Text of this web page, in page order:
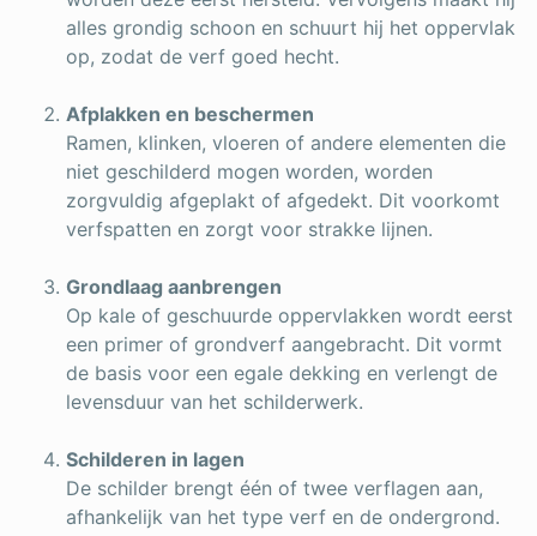
alles grondig schoon en schuurt hij het oppervlak
op, zodat de verf goed hecht.
Afplakken en beschermen
Ramen, klinken, vloeren of andere elementen die
niet geschilderd mogen worden, worden
zorgvuldig afgeplakt of afgedekt. Dit voorkomt
verfspatten en zorgt voor strakke lijnen.
Grondlaag aanbrengen
Op kale of geschuurde oppervlakken wordt eerst
een primer of grondverf aangebracht. Dit vormt
de basis voor een egale dekking en verlengt de
levensduur van het schilderwerk.
Schilderen in lagen
De schilder brengt één of twee verflagen aan,
afhankelijk van het type verf en de ondergrond.